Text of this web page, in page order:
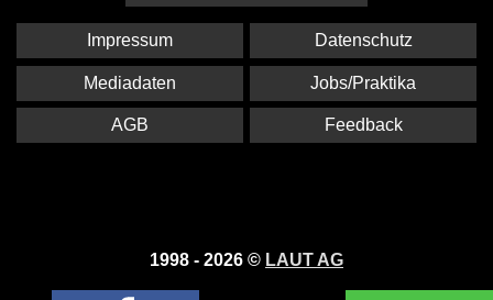
1998 - 2026 © LAUT AG
Impressum Datenschutz
Mediadaten Jobs/Praktika
AGB Feedback